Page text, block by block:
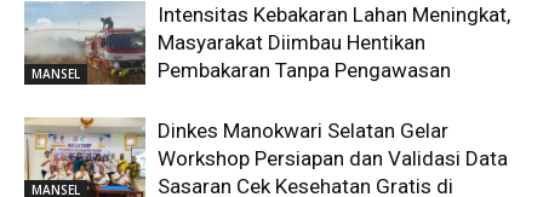
MANSEL
Intensitas Kebakaran Lahan Meningkat,
Masyarakat Diimbau Hentikan
Pembakaran Tanpa Pengawasan
MANSEL
Dinkes Manokwari Selatan Gelar
Workshop Persiapan dan Validasi Data
Sasaran Cek Kesehatan Gratis di